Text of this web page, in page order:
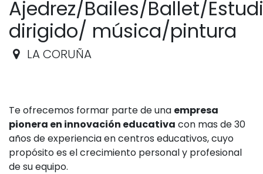
Ajedrez/Bailes/Ballet/
dirigido/ música/pintura
LA CORUÑA
Te ofrecemos formar parte de una empresa
pionera en innovación educativa con mas de 30
años de experiencia en centros educativos, cuyo
propósito es el crecimiento personal y profesional
de su equipo.